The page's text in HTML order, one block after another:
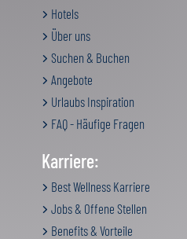
Hotels
Über uns
Suchen & Buchen
Angebote
Urlaubs Inspiration
FAQ - Häufige Fragen
Karriere:
Best Wellness Karriere
Jobs & Offene Stellen
Benefits & Vorteile